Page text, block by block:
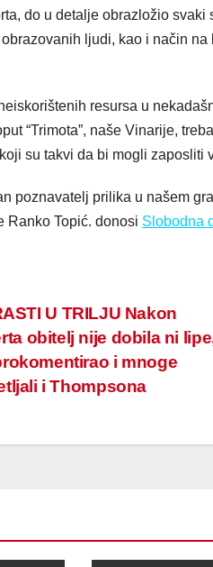
do u detalje obrazložio
ljudi, kao i način
resursa u
“Trimota”, naše Vinarije,
su takvi da bi mogli
poznavatelj prilika u našem
Ranko Topić. donosi Slobodna
U TRILJU Nakon
obitelj nije dobila ni
i mnoge
i Thompsona